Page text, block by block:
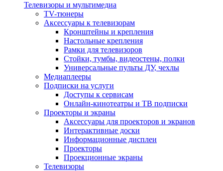
Телевизоры и мультимедиа
TV-тюнеры
Аксессуары к телевизорам
Кронштейны и крепления
Настольные крепления
Рамки для телевизоров
Стойки, тумбы, видеостены, полки
Универсальные пульты ДУ, чехлы
Медиаплееры
Подписки на услуги
Доступы к сервисам
Онлайн-кинотеатры и ТВ подписки
Проекторы и экраны
Аксессуары для проекторов и экранов
Интерактивные доски
Информационные дисплеи
Проекторы
Проекционные экраны
Телевизоры